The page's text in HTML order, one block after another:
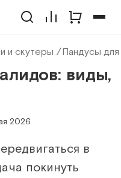
и скутеры Пандусы для
виды,
2026
в
покинуть